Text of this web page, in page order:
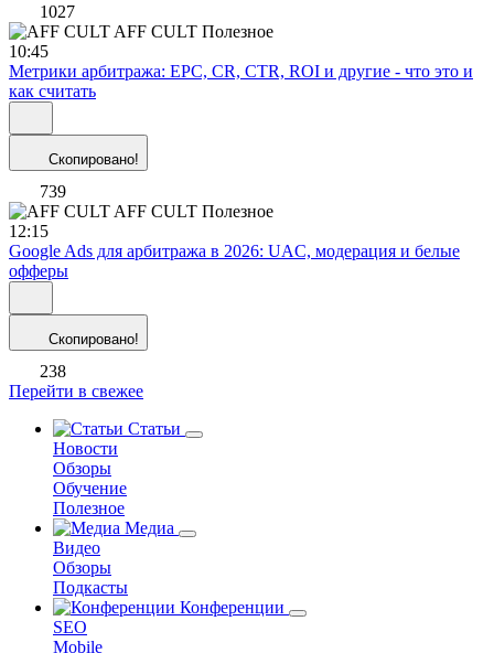
1027
AFF CULT Полезное
10:45
Метрики арбитража: EPC, CR, CTR, ROI и другие - что это и
как считать
Скопировано!
739
AFF CULT Полезное
12:15
Google Ads для арбитража в 2026: UAC, модерация и белые
офферы
Скопировано!
238
Перейти в свежее
Статьи
Новости
Обзоры
Обучение
Полезное
Медиа
Видео
Обзоры
Подкасты
Конференции
SEO
Mobile